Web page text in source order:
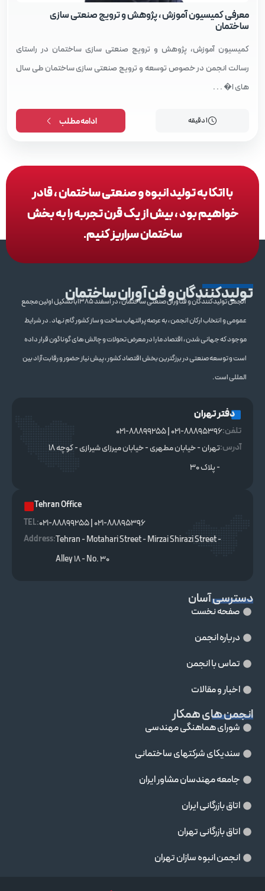
معرفی کمیسیون آموزش ، پژوهش و ترویج صنعتی سازی
ساختمان
کمیسیون آموزش، پژوهش و ترویج صنعتی سازی ساختمان در راستای
رسالت انجمن در خصوص توسعه و ترویج صنعتی سازی ساختمان طی سال
های ا� . . .
1 دقیقه ادامه مطلب
با اتکا به تولید انبوه و صنعتی ساختمان ، قادر
خواهیم بود ، بیش از یک قرن تجربه را به بخش
ساختمان سراریز کنیم.
تولیدکنندگان و فن آوران ساختمانانجمن تولیدکنندگان و فنآوران صنعتی ساختمان ، در اسفند 1385با تشکیل اولین مجمع
عمومی و انتخاب ارکان انجمن ، به عرصه پرالتهاب ساخت و ساز کشور گام نهاد . در شرایط
موجود که جهانی شدن ، اقتصاد ما را در معرض تحولات و چالش های گوناگون قرار داده
است و توسعه صنعتی در برزگترین بخش اقتصاد کشور ، پیش نیاز حضور و رقابت آزاد بین
المللی است .
دفتر تهران
تلفن:021-88895396 | 021-88899255
آدرس:
تهران - خیابان مطهری - خیابان میرزای شیرازی - کوچه ۱۸
- پلاک ۳۰
Tehran Office
TEL :
021-88895396 | 021-88899255
Address:Tehran - Motahari Street - Mirzai Shirazi Street -
Alley 18 - No. 30
دسترسی آسان
صفحه نخست
درباره انجمن
تماس با انجمن
اخبار و مقالات
انجمن های همکار
شورای هماهنگی مهندسی
سندیکای شرکتهای ساختمانی
جامعه مهندسان مشاور ايران
اتاق بازرگانی ایران
اتاق بازرگانی تهران
انجمن انبوه سازان تهران